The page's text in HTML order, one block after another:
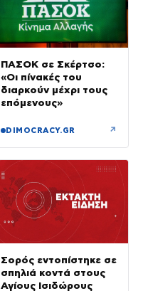
ΠΑΣΟΚ σε Σκέρτσο:
«Οι πίνακές του
διαρκούν μέχρι τους
επόμενους»
DIMOCRACY.GR ↗
Σορός εντοπίστηκε σε
σπηλιά κοντά στους
Αγίους Ισιδώρους